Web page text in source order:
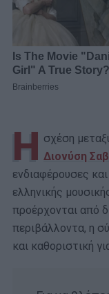
Η σχέση
Διονύση
ενδιαφέρουσες
ελληνικής
προέρχονται από
περιβάλλοντα, η
και καθοριστική